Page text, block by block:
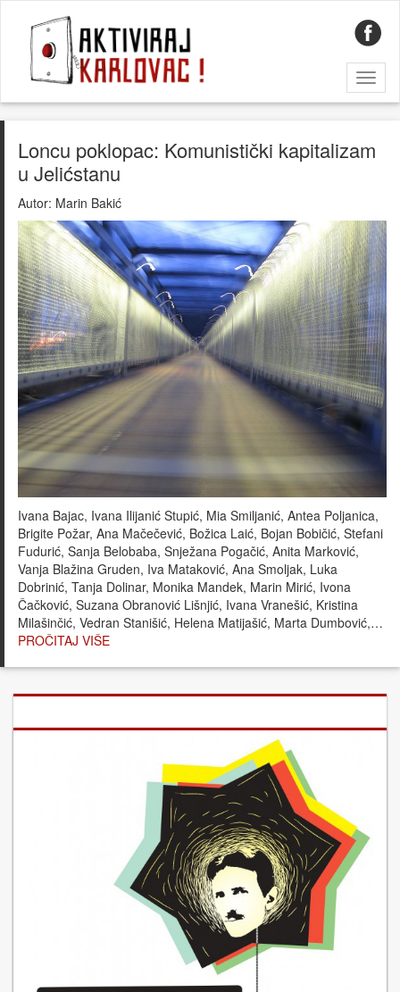
Loncu poklopac: Komunistički kapitalizam
u Jelićstanu
Autor: Marin Bakić
Ivana Bajac, Ivana Ilijanić Stupić, Mia Smiljanić, Antea Poljanica,
Brigite Požar, Ana Mačečević, Božica Laić, Bojan Bobičić, Stefani
Fudurić, Sanja Belobaba, Snježana Pogačić, Anita Marković,
Vanja Blažina Gruden, Iva Mataković, Ana Smoljak, Luka
Dobrinić, Tanja Dolinar, Monika Mandek, Marin Mirić, Ivona
Čačković, Suzana Obranović Lišnjić, Ivana Vranešić, Kristina
Milašinčić, Vedran Stanišić, Helena Matijašić, Marta Dumbović,…
PROČITAJ VIŠE